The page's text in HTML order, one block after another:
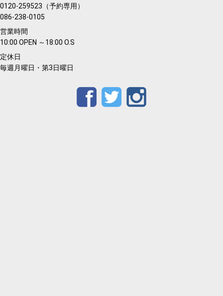
0120-259523（予約専用）
086-238-0105
営業時間
10:00 OPEN ～18:00 O.S
定休日
毎週月曜日・第3日曜日
FacebookTwitter